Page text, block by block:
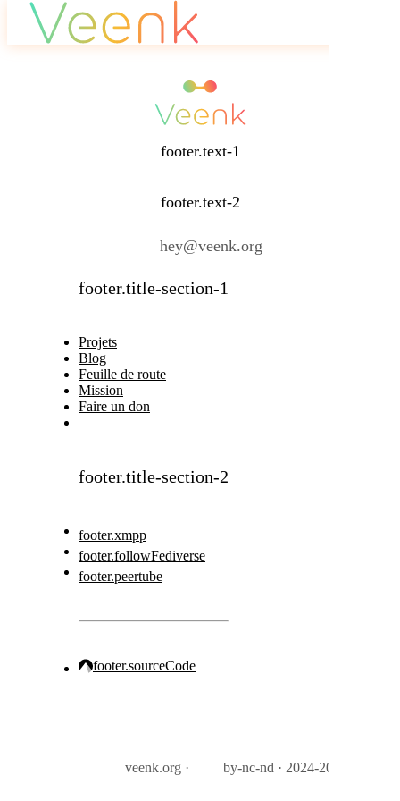
Join Peeko Chat
footer.text-1
footer.text-2
hey@veenk.org
footer.title-section-1
Projets
Blog
Feuille de route
Mission
Faire un don
footer.title-section-2
footer.xmpp
footer.followFediverse
footer.peertube
footer.sourceCode
veenk.org · by-nc-nd · 2024-2026